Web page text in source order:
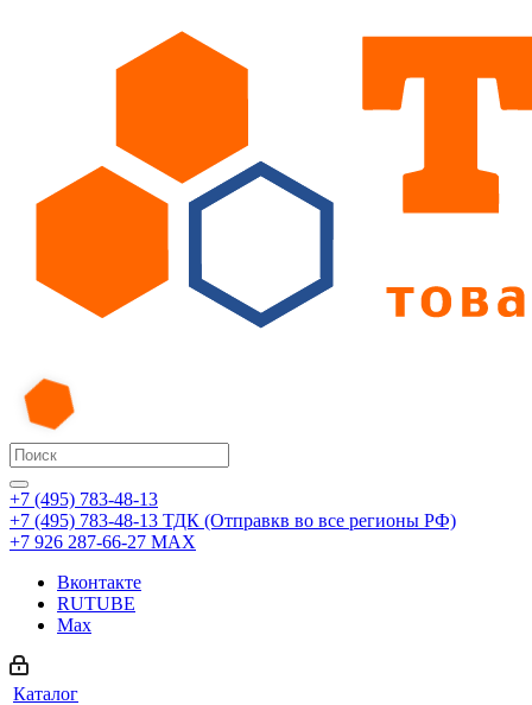
+7 (495) 783-48-13
+7 (495) 783-48-13 ТДК (Отправкв во все регионы РФ)
+7 926 287-66-27 МАХ
Вконтакте
RUTUBE
Max
Каталог